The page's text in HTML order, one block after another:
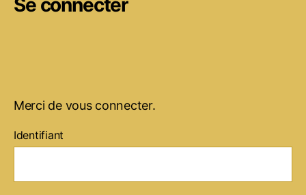
Se connecter
Merci de vous connecter.
Identifiant